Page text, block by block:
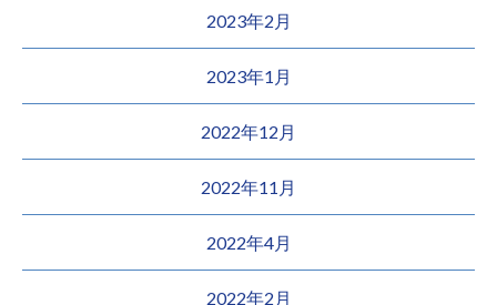
2023年2月
2023年1月
2022年12月
2022年11月
2022年4月
2022年2月